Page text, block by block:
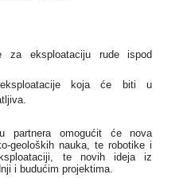
za eksploataciju rude ispod
eksploatacije koja će biti u
partnera omogućit će nova
geoloških nauka, te robotike i
te novih ideja iz
i budućim projektima.